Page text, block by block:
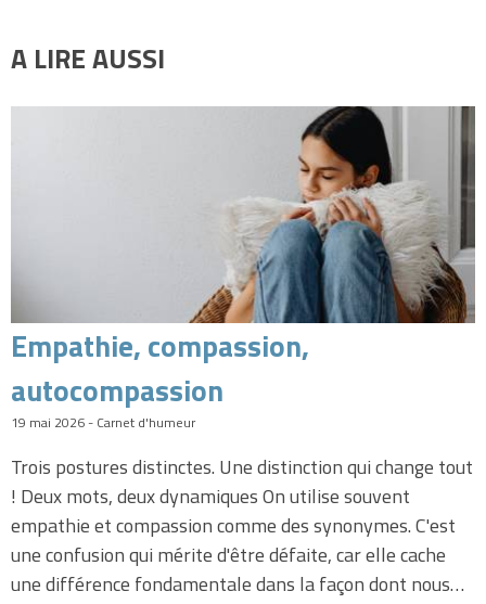
A LIRE AUSSI
Empathie, compassion,
autocompassion
19 mai 2026 - Carnet d'humeur
Trois postures distinctes. Une distinction qui change tout
! Deux mots, deux dynamiques On utilise souvent
empathie et compassion comme des synonymes. C'est
une confusion qui mérite d'être défaite, car elle cache
une différence fondamentale dans la façon dont nous…